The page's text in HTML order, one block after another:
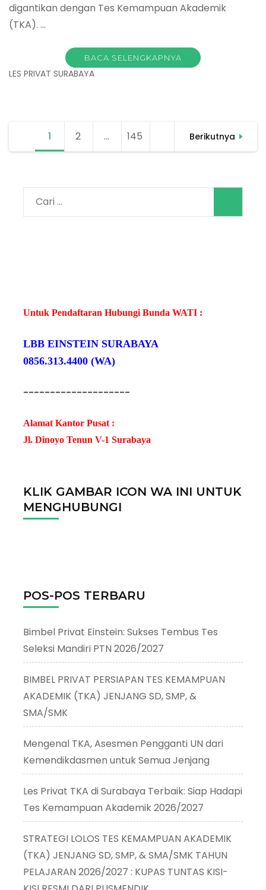
digantikan dengan Tes Kemampuan Akademik
(TKA). …
BACA SELENGKAPNYA
LES PRIVAT SURABAYA
NavigasiHalaman
1 Halaman
2 … Halaman
145 Berikutnya
Cari
untuk:
Untuk Pendaftaran Hubungi Bunda WATI :
LBB EINSTEIN SURABAYA
0856.313.4400 (WA)
--------------------
Alamat Kantor Pusat :
Jl. Dinoyo Tenun V-1 Surabaya
KLIK GAMBAR ICON WA INI UNTUK
MENGHUBUNGI
POS-POS TERBARU
Bimbel Privat Einstein: Sukses Tembus Tes
Seleksi Mandiri PTN 2026/2027
BIMBEL PRIVAT PERSIAPAN TES KEMAMPUAN
AKADEMIK (TKA) JENJANG SD, SMP, &
SMA/SMK
Mengenal TKA, Asesmen Pengganti UN dari
Kemendikdasmen untuk Semua Jenjang
Les Privat TKA di Surabaya Terbaik: Siap Hadapi
Tes Kemampuan Akademik 2026/2027
STRATEGI LOLOS TES KEMAMPUAN AKADEMIK
(TKA) JENJANG SD, SMP, & SMA/SMK TAHUN
PELAJARAN 2026/2027 : KUPAS TUNTAS KISI-